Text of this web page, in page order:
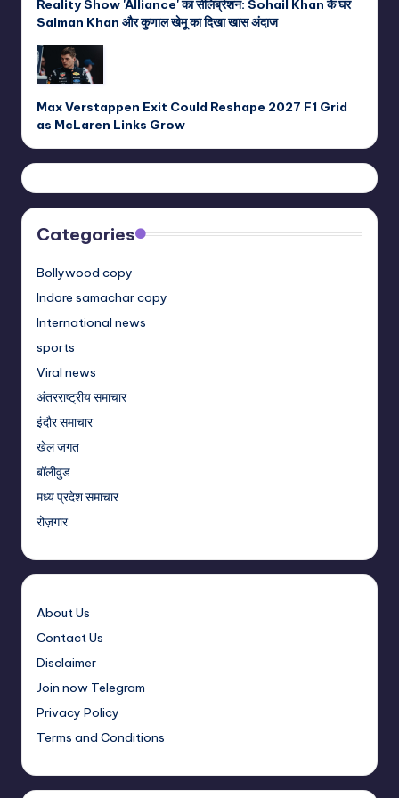
Reality Show 'Alliance' का सेलिब्रेशन: Sohail Khan के घर
Salman Khan और कुणाल खेमू का दिखा खास अंदाज
Max Verstappen Exit Could Reshape 2027 F1 Grid
as McLaren Links Grow
Categories
Bollywood copy
Indore samachar copy
International news
sports
Viral news
अंतरराष्ट्रीय समाचार
इंदौर समाचार
खेल जगत
बॉलीवुड
मध्य प्रदेश समाचार
रोज़गार
About Us
Contact Us
Disclaimer
Join now Telegram
Privacy Policy
Terms and Conditions